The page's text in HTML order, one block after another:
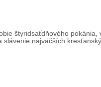
štyridsaťdňového
najväčších